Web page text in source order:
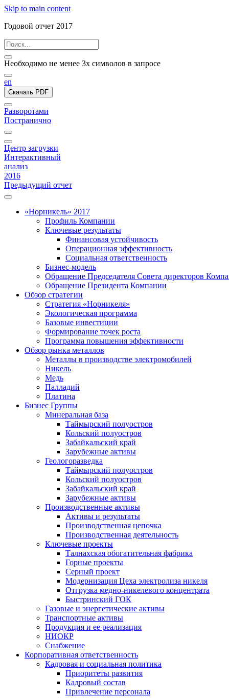
Skip to main content
Годовой отчет 2017
Необходимо не менее 3х символов в запросе
en
Скачать PDF
Разворотами
Постранично
Центр загрузки
Интерактивный
анализ
2016
Предыдущий отчет
«Норникель» 2017
Профиль Компании
Ключевые результаты
Финансовая устойчивость
Операционная эффективность
Социальная ответственность
Бизнес-модель
Обращение Председателя Совета директоров
Обращение Президента Компании
Обзор стратегии
Стратегия «Норникеля»
Экологическая программа
Базовые инвестиции
Формирование точек роста
Программа повышения эффективности
Обзор рынка металлов
Металлы в производстве электромобилей
Никель
Медь
Палладий
Платина
Бизнес Группы
Минеральная база
Таймырский полуостров
Кольский полуостров
Забайкальский край
Зарубежные активы
Геологоразведка
Таймырский полуостров
Кольский полуостров
Забайкальский край
Зарубежные активы
Производственные активы
Активы и результаты
Производственная цепочка
Производственная деятельность
Ключевые проекты
Талнахская обогатительная фабрика
Горные проекты
Серный проект
Модернизация Цеха электролиза никеля
Отгрузка медно-никелевого концентрата
Быстринский ГОК
Газовые и энергетические активы
Транспортные активы
Продукция и ее реализация
НИОКР
Снабжение
Корпоративная ответственность
Кадровая и социальная политика
Приоритеты развития
Кадровый состав
Привлечение персонала